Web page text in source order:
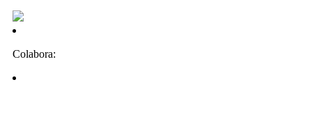
Colabora: